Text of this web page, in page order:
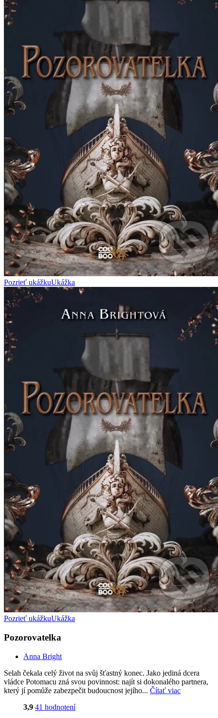
Pozrieť ukážkuUkážka
Pozrieť ukážkuUkážka
Pozorovatelka
Anna Bright
Selah čekala celý život na svůj šťastný konec. Jako jediná dcera
vládce Potomacu zná svou povinnost: najít si dokonalého partnera,
který jí pomůže zabezpečit budoucnost jejího... Čítať viac
3,9 41 hodnotení